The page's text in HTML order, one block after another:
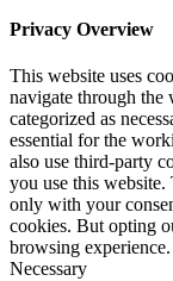
Privacy Overview
This website uses
navigate through the
categorized as
essential for the
also use third-party
you use this
only with your
cookies. But opting
browsing experience.
Necessary